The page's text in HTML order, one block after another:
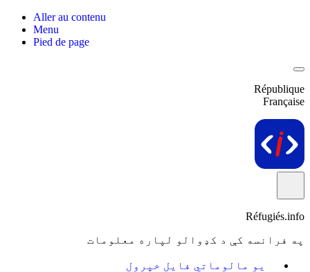
Aller au contenu
Menu
Pied de page
République
Française
Réfugiés.info
په فرانسه کې د کډوالو لپاره معلومات
یو مالوماتي فایل خپرول